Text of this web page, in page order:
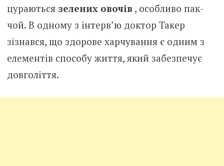
цураються зелених овочів , особливо пак-
чой. В одному з інтерв’ю доктор Такер
зізнався, що здорове харчування є одним з
елементів способу життя, який забезпечує
довголіття.